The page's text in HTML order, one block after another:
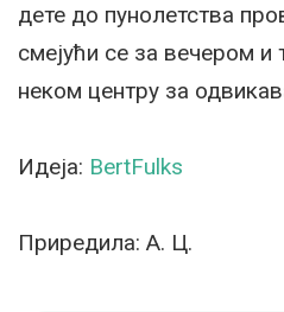
дете до пунолетства
смејући се за вечером и
неком центру за
Идеја: BertFulks
Приредила: А. Ц.